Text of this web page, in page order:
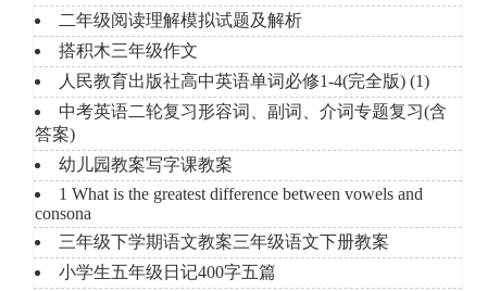
二年级阅读理解模拟试题及解析
搭积木三年级作文
人民教育出版社高中英语单词必修1-4(完全版) (1)
中考英语二轮复习形容词、副词、介词专题复习(含
答案)
幼儿园教案写字课教案
1 What is the greatest difference between vowels and
consona
三年级下学期语文教案三年级语文下册教案
小学生五年级日记400字五篇